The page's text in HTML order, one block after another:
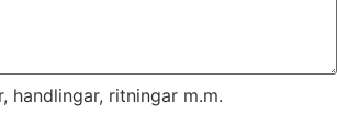
handlingar, ritningar m.m.